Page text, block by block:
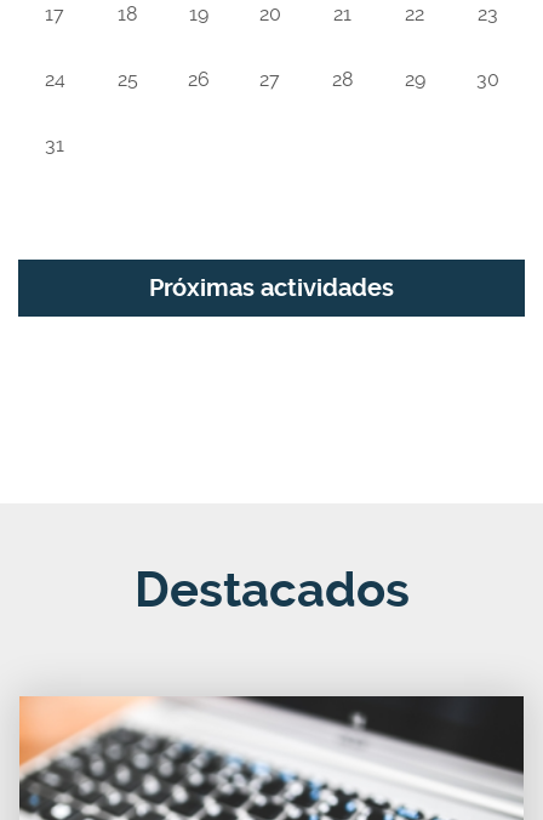
17 18 19 20 21 22 23
24 25 26 27 28 29 30
31
Próximas actividades
Destacados